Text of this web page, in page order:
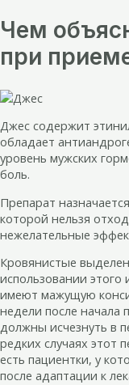
Чем
при
Джес содержит
обладает
уровень мужских
боль.
Препарат
которой нельзя
нежелательные
Кровянистые
использовании
имеют мажущую
недели после
должны исчезнуть в
редких случаях этот
есть пациентки, у
после адаптации к